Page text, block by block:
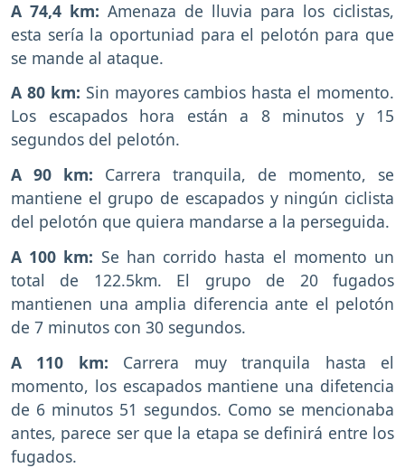
A 74,4 km: Amenaza de lluvia para los ciclistas,
esta sería la oportuniad para el pelotón para que
se mande al ataque.
A 80 km: Sin mayores cambios hasta el momento.
Los escapados hora están a 8 minutos y 15
segundos del pelotón.
A 90 km: Carrera tranquila, de momento, se
mantiene el grupo de escapados y ningún ciclista
del pelotón que quiera mandarse a la perseguida.
A 100 km: Se han corrido hasta el momento un
total de 122.5km. El grupo de 20 fugados
mantienen una amplia diferencia ante el pelotón
de 7 minutos con 30 segundos.
A 110 km: Carrera muy tranquila hasta el
momento, los escapados mantiene una difetencia
de 6 minutos 51 segundos. Como se mencionaba
antes, parece ser que la etapa se definirá entre los
fugados.